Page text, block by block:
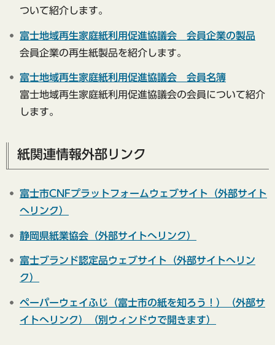
ついて紹介します。
富士地域再生家庭紙利用促進協議会 会員企業の製品
会員企業の再生紙製品を紹介します。
富士地域再生家庭紙利用促進協議会 会員名簿
富士地域再生家庭紙利用促進協議会の会員について紹介
します。
紙関連情報外部リンク
富士市CNFプラットフォームウェブサイト（外部サイト
へリンク）
静岡県紙業協会（外部サイトへリンク）
富士ブランド認定品ウェブサイト（外部サイトへリン
ク）
ペーパーウェイふじ（富士市の紙を知ろう！）（外部サ
イトへリンク）（別ウィンドウで開きます）